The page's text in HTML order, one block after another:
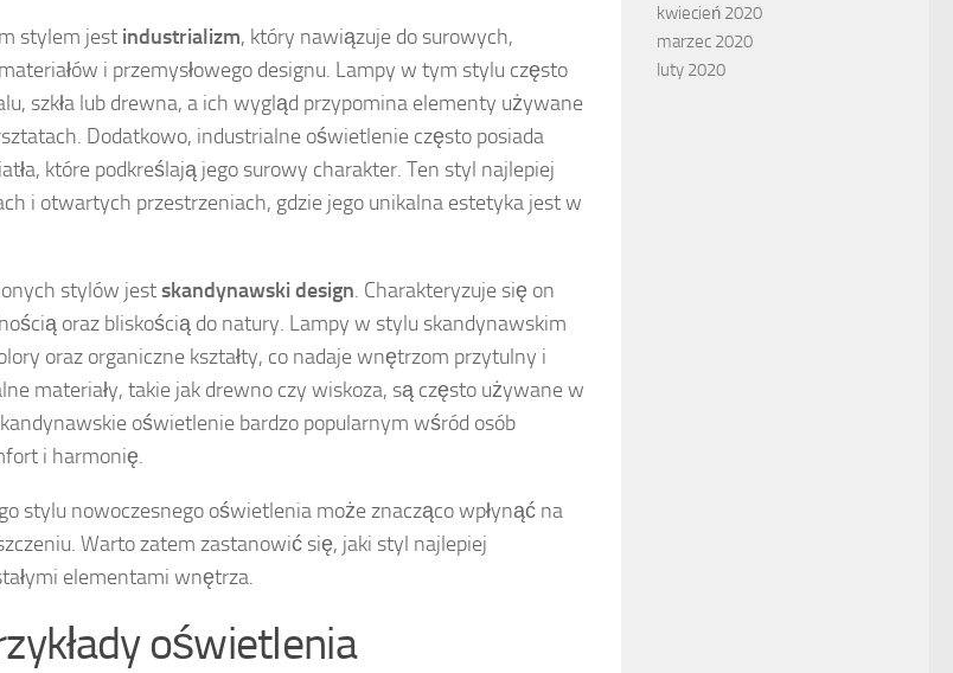
stylem jest industrializm, który nawiązuje do surowych,
i przemysłowego designu. Lampy w tym stylu często
szkła lub drewna, a ich wygląd przypomina elementy używane
Dodatkowo, industrialne oświetlenie często posiada
które podkreślają jego surowy charakter. Ten styl najlepiej
i otwartych przestrzeniach, gdzie jego unikalna estetyka jest w
stylów jestskandynawski design. Charakteryzuje się on
oraz bliskością do natury. Lampy w stylu skandynawskim
oraz organiczne kształty, co nadaje wnętrzom przytulny i
materiały, takie jak drewno czy wiskoza, są często używane w
oświetlenie bardzo popularnym wśród osób
i harmonię.
stylu nowoczesnego oświetlenia może znacząco wpłynąć na
Warto zatem zastanowić się, jaki styl najlepiej
elementami wnętrza.
oświetlenia
kwiecień 2020
marzec 2020
luty 2020